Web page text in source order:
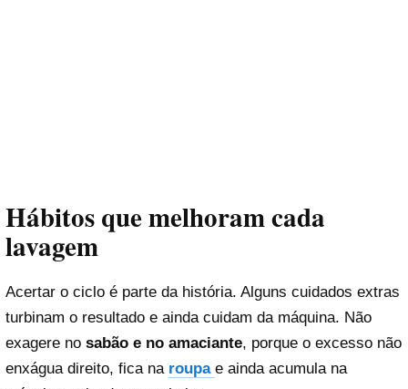
Hábitos que melhoram cada
lavagem
Acertar o ciclo é parte da história. Alguns cuidados extras
turbinam o resultado e ainda cuidam da máquina. Não
exagere no sabão e no amaciante, porque o excesso não
enxágua direito, fica na roupa e ainda acumula na